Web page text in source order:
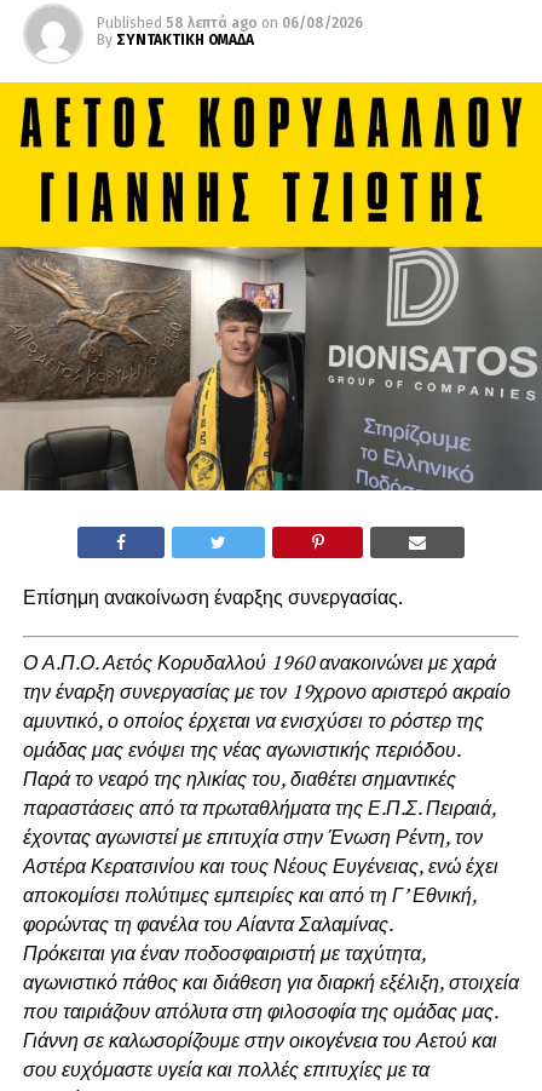
Published 58 λεπτά ago on 06/08/2026
By ΣΥΝΤΑΚΤΙΚΗ ΟΜΑΔΑ
Επίσημη ανακοίνωση έναρξης συνεργασίας.
Ο Α.Π.Ο. Αετός Κορυδαλλού 1960 ανακοινώνει με χαρά
την έναρξη συνεργασίας με τον 19χρονο αριστερό ακραίο
αμυντικό, ο οποίος έρχεται να ενισχύσει το ρόστερ της
ομάδας μας ενόψει της νέας αγωνιστικής περιόδου.
Παρά το νεαρό της ηλικίας του, διαθέτει σημαντικές
παραστάσεις από τα πρωταθλήματα της Ε.Π.Σ. Πειραιά,
έχοντας αγωνιστεί με επιτυχία στην Ένωση Ρέντη, τον
Αστέρα Κερατσινίου και τους Νέους Ευγένειας, ενώ έχει
αποκομίσει πολύτιμες εμπειρίες και από τη Γ’ Εθνική,
φορώντας τη φανέλα του Αίαντα Σαλαμίνας.
Πρόκειται για έναν ποδοσφαιριστή με ταχύτητα,
αγωνιστικό πάθος και διάθεση για διαρκή εξέλιξη, στοιχεία
που ταιριάζουν απόλυτα στη φιλοσοφία της ομάδας μας.
Γιάννη σε καλωσορίζουμε στην οικογένεια του Αετού και
σου ευχόμαστε υγεία και πολλές επιτυχίες με τα